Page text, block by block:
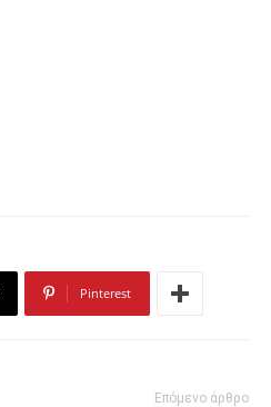
Pinterest
Επόμενο άρθρο